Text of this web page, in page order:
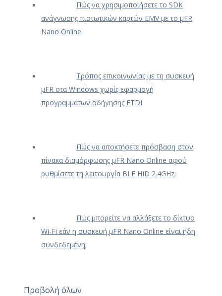
Πώς να χρησιμοποιήσετε το SDK
ανάγνωσης πιστωτικών καρτών EMV με το μFR
Nano Online
Τρόπος επικοινωνίας με τη συσκευή
μFR στα Windows χωρίς εφαρμογή
προγραμμάτων οδήγησης FTDI
Πώς να αποκτήσετε πρόσβαση στον
πίνακα διαμόρφωσης μFR Nano Online αφού
ρυθμίσετε τη λειτουργία BLE HID 2.4GHz;
Πώς μπορείτε να αλλάξετε το δίκτυο
Wi-Fi εάν η συσκευή μFR Nano Online είναι ήδη
συνδεδεμένη;
Προβολή όλων